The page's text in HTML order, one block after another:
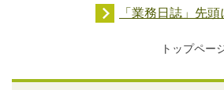
「業務日誌」先頭
トップペー